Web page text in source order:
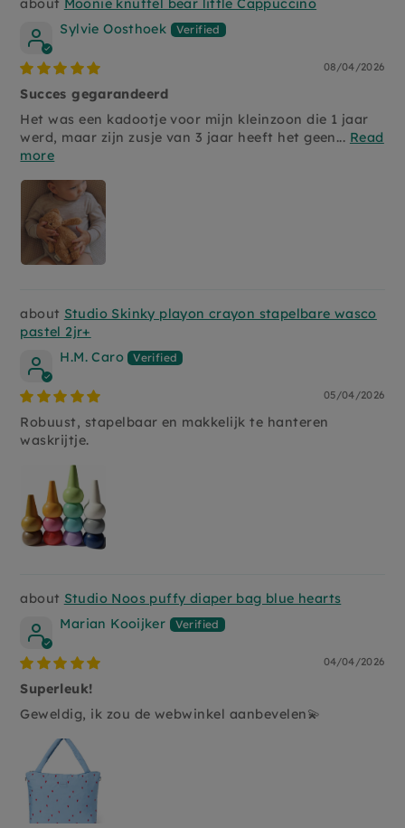
Moonie knuffel bear little Cappuccino
Sylvie Oosthoek
08/04/2026
Succes gegarandeerd
Het was een kadootje voor mijn kleinzoon die 1 jaar
werd, maar zijn zusje van 3 jaar heeft het geen... Read
more
Studio Skinky playon crayon stapelbare wasco
pastel 2jr+
H.M. Caro
05/04/2026
Robuust, stapelbaar en makkelijk te hanteren
waskrijtje.
Studio Noos puffy diaper bag blue hearts
Marian Kooijker
04/04/2026
Superleuk!
Geweldig, ik zou de webwinkel aanbevelen💫